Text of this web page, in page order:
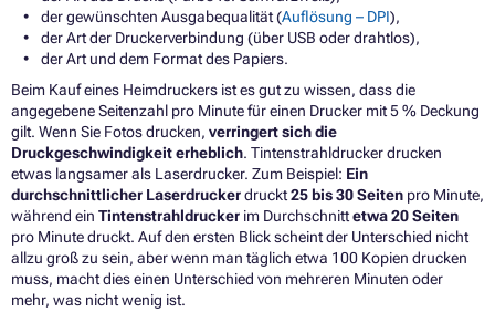
der gewünschten Ausgabequalität (Auflösung – DPI),
der Art der Druckerverbindung (über USB oder drahtlos),
der Art und dem Format des Papiers.
Beim Kauf eines Heimdruckers ist es gut zu wissen, dass die
angegebene Seitenzahl pro Minute für einen Drucker mit 5 % Deckung
gilt. Wenn Sie Fotos drucken, verringert sich die
Druckgeschwindigkeit erheblich. Tintenstrahldruckerdrucken
etwas langsamer als Laserdrucker. Zum Beispiel: Ein
durchschnittlicher Laserdruckerdruckt25 bis 30 Seiten pro Minute,
während ein Tintenstrahldrucker im Durchschnittetwa 20 Seiten
pro Minute druckt. Auf den ersten Blick scheint der Unterschied nicht
allzu groß zu sein, aber wenn man täglich etwa 100 Kopien drucken
muss, macht dies einen Unterschied von mehreren Minuten oder
mehr, was nicht wenig ist.